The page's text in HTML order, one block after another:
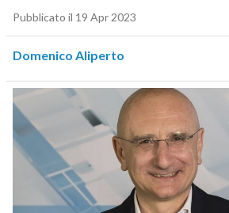
Pubblicato il 19 Apr 2023
Domenico Aliperto